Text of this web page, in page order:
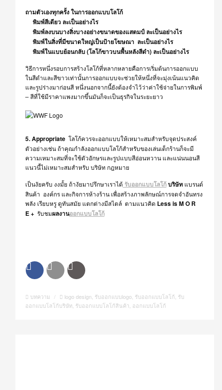
ถามตัวเองทุกครั้ง ในการออกแบบโลโก้
พิมพ์สีเดียว ละเป็นอย่างไร
พิมพ์ลงบนบางสิ่งบางอย่างขนาดของแสตมป์ ละเป็นอย่างไร
พิมพ์ในสิ่งที่มีขนาดใหญ่เป็นป้ายโฆษณา ละเป็นอย่างไร
พิมพ์ในแบบย้อนกลับ (โลโก้ขาวบนพื้นหลังสีดำ) ละเป็นอย่างไร
วิธีการหนึ่งรอบการสร้างโลโก้ที่หลากหลายคือการเริ่มต้นการออกแบบ
ในสีดำและสีขาวเท่านั้นการออกแบบจะช่วยให้หนึ่งที่จะมุ่งเน้นแนวคิด
และรูปร่างมาก่อนสี หนึ่งนอกจากนี้ยังต้องจำไว้ว่าค่าใช้จ่ายในการพิมพ์
– สีที่ใช้มีราคาแพงมากขึ้นมันก็จะเป็นธุรกิจในระยะยาว
5. Appropriate โลโก้ควรจะออกแบบให้เหมาะสมสำหรับจุดประสงค์
ตัวอย่างเช่น ถ้าคุณกำลังออกแบบโลโก้สำหรับของเล่นเด็กร้านก็จะมี
ความเหมาะสมที่จะใช้ตัวอักษรและรูปแบบสีอ่อนหวาน และแน่นนอนสี
แนวนี้ไม่เหมาะสมสำหรับ บริษัท กฎหมาย
เป็นงัยครับ งงมั้ย ถ้างัยมาปรึกษาเราได้รับออกแบบโลโก้บริษัท แบรนด์
สินค้า องค์กร และกิจการห้างร้าน เพื่อสร้างภาพลักษณ์การจดจำอันทรง
พลัง เรียบหรู ดูทันสมัย แตกต่างมีสไตล์ ตามแนวคิด Less is M O R
E +รับชมผลงานออกแบบโลโก้
บทความ / logo design รับออกแบบlogo, รับออกแบบโลโก้ รับ
ออกแบบโลโก้บริษัท, รับออกแบบโลโก้สินค้า ออกแบบโลโก้